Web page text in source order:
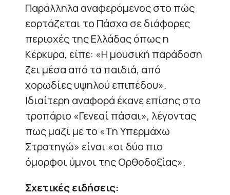
Παράλληλα αναφερόμενος στο πώς
εορτάζεται το Πάσχα σε διάφορες
περιοχές της Ελλάδας όπως η
Κέρκυρα, είπε: «Η μουσική παράδοση
ζει μέσα από τα παιδιά, από
χορωδίες υψηλού επιπέδου».
Ιδιαίτερη αναφορά έκανε επίσης στο
τροπάριο «Γενεαί πάσαι», λέγοντας
πως μαζί με το «Τη Υπερμάχω
Στρατηγώ» είναι «οι δύο πιο
όμορφοι ύμνοι της Ορθοδοξίας».
Σχετικές ειδήσεις: